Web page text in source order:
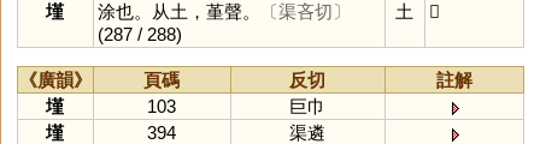
墐
涂也。从土，堇聲。
〔渠吝切〕
(287 / 288)
土 𡒣
《廣韻》 頁碼 反切
註解
墐
103
巨巾
墐
394
渠遴